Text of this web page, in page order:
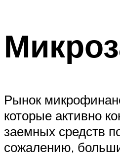
Рынок
которые активно
заемных средств
сожалению,